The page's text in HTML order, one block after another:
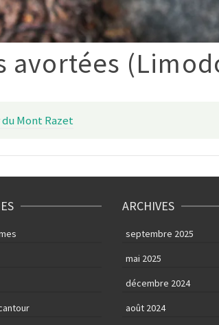
avortées
du Mont Razet
ARCHIVES
septembre 2025
mai 2025
décembre 2024
août 2024